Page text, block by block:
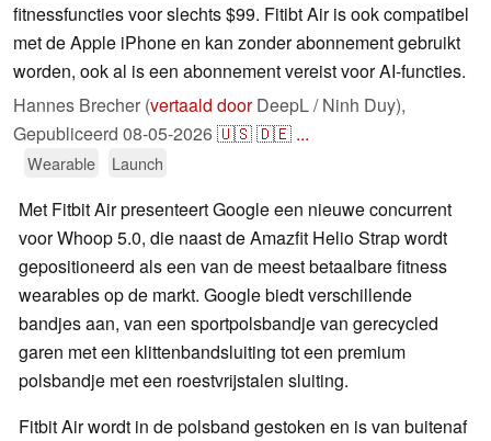
fitnessfuncties voor slechts $99. Fitibt Air is ook compatibel
met de Apple iPhone en kan zonder abonnement gebruikt
worden, ook al is een abonnement vereist voor AI-functies.
Hannes Brecher (vertaald doorDeepL / Ninh Duy),
Gepubliceerd 08-05-2026🇺🇸🇩🇪 ...
Wearable Launch
Met Fitbit Air presenteert Google een nieuwe concurrent
voor Whoop 5.0, die naast de Amazfit Helio Strap wordt
gepositioneerd als een van de meest betaalbare fitness
wearables op de markt. Google biedt verschillende
bandjes aan, van een sportpolsbandje van gerecycled
garen met een klittenbandsluiting tot een premium
polsbandje met een roestvrijstalen sluiting.
Fitbit Air wordt in de polsband gestoken en is van buitenaf